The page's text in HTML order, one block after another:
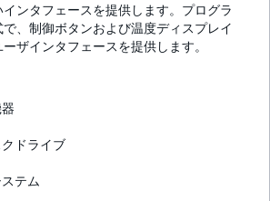
ンタフェースを提供します。プログラ
、制御ボタンおよび温度ディスプレイ
ザインタフェースを提供します。
ドライブ
テム